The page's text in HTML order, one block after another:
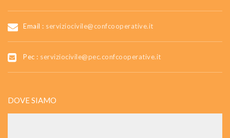
Email : serviziocivile@confcooperative.it
Pec : serviziocivile@pec.confcooperative.it
DOVE SIAMO